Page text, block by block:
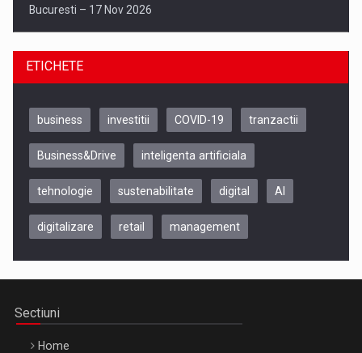
Bucuresti – 17 Nov 2026
Be Inspired. Make it Happen!, CLUJ, 9 Decembrie
ETICHETE
business investitii COVID-19 tranzactii
Business&Drive inteligenta artificiala
tehnologie sustenabilitate digital AI
digitalizare retail management
Sectiuni
Home